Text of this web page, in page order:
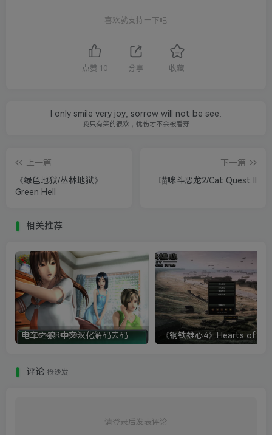
喜欢就支持一下吧
点赞 10 分享 收藏
I only smile very joy, sorrow will not be see.
我只有笑的很欢，忧伤才不会被看穿
上一篇
《绿色地狱/丛林地狱》
Green Hell
下一篇
喵咪斗恶龙2/Cat Quest II
相关推荐
评论 抢沙发
请登录后发表评论